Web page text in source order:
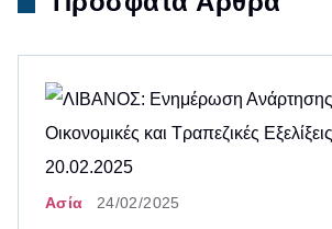
Ασία 24/02/2025